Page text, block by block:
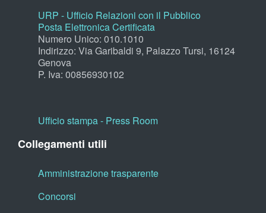
URP - Ufficio Relazioni con il Pubblico
Posta Elettronica Certificata
Numero Unico: 010.1010
Indirizzo: Via Garibaldi 9, Palazzo Tursi, 16124
Genova
P. Iva: 00856930102
Ufficio stampa - Press Room
Collegamenti utili
Amministrazione trasparente
Concorsi